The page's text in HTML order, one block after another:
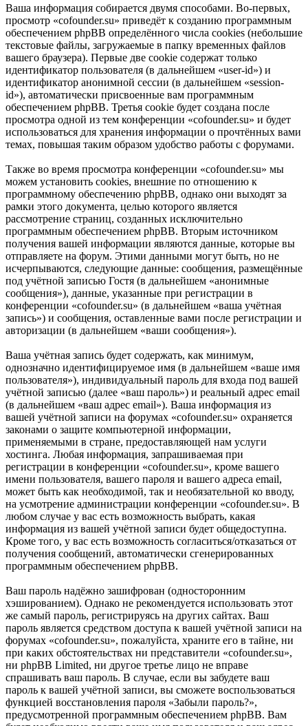
Ваша информация собирается двумя способами. Во-первых,
просмотр «cofounder.su» приведёт к созданию программным
обеспечением phpBB определённого числа cookies (небольшие
текстовые файлы, загружаемые в папку временных файлов
вашего браузера). Первые две cookie содержат только
идентификатор пользователя (в дальнейшем «user-id») и
идентификатор анонимной сессии (в дальнейшем «session-
id»), автоматически присвоенные вам программным
обеспечением phpBB. Третья cookie будет создана после
просмотра одной из тем конференции «cofounder.su» и будет
использоваться для хранения информации о прочтённых вами
темах, повышая таким образом удобство работы с форумами.
Также во время просмотра конференции «cofounder.su» мы
можем установить cookies, внешние по отношению к
программному обеспечению phpBB, однако они выходят за
рамки этого документа, целью которого является
рассмотрение страниц, созданных исключительно
программным обеспечением phpBB. Вторым источником
получения вашей информации являются данные, которые вы
отправляете на форум. Этими данными могут быть, но не
исчерпываются, следующие данные: сообщения, размещённые
под учётной записью Гостя (в дальнейшем «анонимные
сообщения»), данные, указанные при регистрации в
конференции «cofounder.su» (в дальнейшем «ваша учётная
запись») и сообщения, оставленные вами после регистрации и
авторизации (в дальнейшем «ваши сообщения»).
Ваша учётная запись будет содержать, как минимум,
однозначно идентифицируемое имя (в дальнейшем «ваше имя
пользователя»), индивидуальный пароль для входа под вашей
учётной записью (далее «ваш пароль») и реальный адрес email
(в дальнейшем «ваш адрес email»). Ваша информация из
вашей учётной записи на форумах «cofounder.su» охраняется
законами о защите компьютерной информации,
применяемыми в стране, предоставляющей нам услуги
хостинга. Любая информация, запрашиваемая при
регистрации в конференции «cofounder.su», кроме вашего
имени пользователя, вашего пароля и вашего адреса email,
может быть как необходимой, так и необязательной ко вводу,
на усмотрение администрации конференции «cofounder.su». В
любом случае у вас есть возможность выбрать, какая
информация из вашей учётной записи будет общедоступна.
Кроме того, у вас есть возможность согласиться/отказаться от
получения сообщений, автоматически сгенерированных
программным обеспечением phpBB.
Ваш пароль надёжно зашифрован (односторонним
хэшированием). Однако не рекомендуется использовать этот
же самый пароль, регистрируясь на других сайтах. Ваш
пароль является средством доступа к вашей учётной записи на
форумах «cofounder.su», пожалуйста, храните его в тайне, ни
при каких обстоятельствах ни представители «cofounder.su»,
ни phpBB Limited, ни другое третье лицо не вправе
спрашивать ваш пароль. В случае, если вы забудете ваш
пароль к вашей учётной записи, вы сможете воспользоваться
функцией восстановления пароля «Забыли пароль?»,
предусмотренной программным обеспечением phpBB. Вам